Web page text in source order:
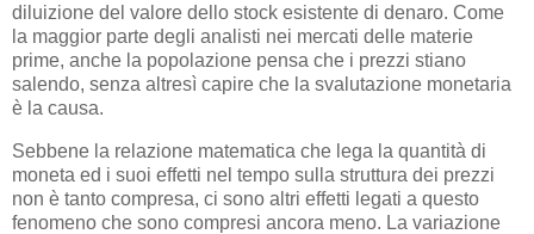
diluizione del valore dello stock esistente di denaro. Come
la maggior parte degli analisti nei mercati delle materie
prime, anche la popolazione pensa che i prezzi stiano
salendo, senza altresì capire che la svalutazione monetaria
è la causa.
Sebbene la relazione matematica che lega la quantità di
moneta ed i suoi effetti nel tempo sulla struttura dei prezzi
non è tanto compresa, ci sono altri effetti legati a questo
fenomeno che sono compresi ancora meno. La variazione